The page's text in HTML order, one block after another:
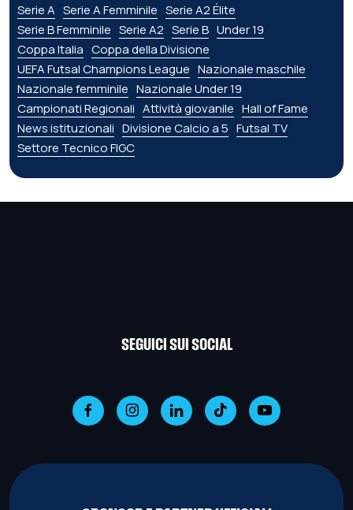
Serie A Serie A Femminile Serie A2 Élite
Serie B Femminile Serie A2 Serie B Under 19
Coppa Italia Coppa della Divisione
UEFA Futsal Champions League Nazionale maschile
Nazionale femminile Nazionale Under 19
Campionati Regionali Attività giovanile Hall of Fame
News istituzionali Divisione Calcio a 5 Futsal TV
Settore Tecnico FIGC
SEGUICI SUI SOCIAL